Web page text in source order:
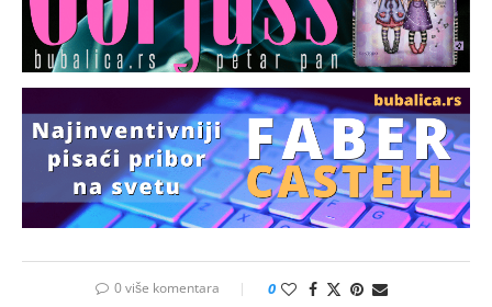
0 više komentara 0